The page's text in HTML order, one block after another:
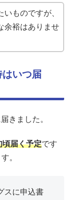
ものですが、
余裕はありませ
いつ届
きました。
頃届く予定です
。
スに申込書